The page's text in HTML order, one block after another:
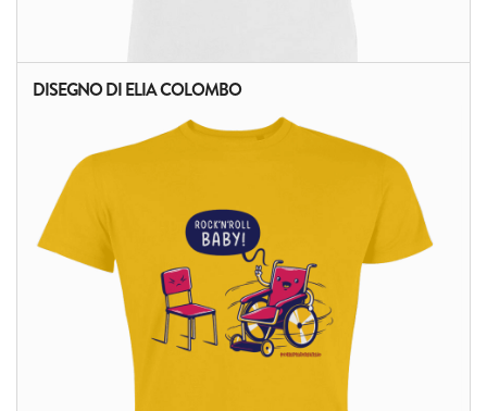
ALTRI PRODOTTI:
DISEGNO DI ELIA COLOMBO